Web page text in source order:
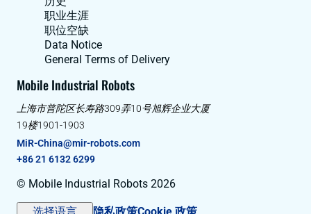
职业生涯
职位空缺
Data Notice
General Terms of Delivery
Mobile Industrial Robots
上海市普陀区长寿路309弄10号旭辉企业大厦
19楼1901-1903
MiR-China@mir-robots.com
+86 21 6132 6299
© Mobile Industrial Robots 2026